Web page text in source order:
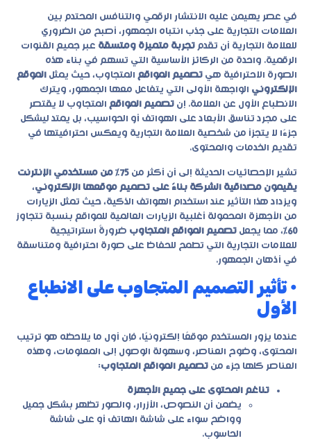
في عصر يهيمن عليه الانتشار الرقمي والتنافس المحتدم بين
العلامات التجارية على جذب انتباه الجمهور، أصبح من الضروري
للعلامة التجارية أن تقدم تجربة متميزة ومتسقة عبر جميع القنوات
الرقمية. واحدة من الركائز الأساسية التي تسهم في بناء هذه
الصورة الاحترافية هي تصميم المواقع المتجاوب، حيث يمثل الموقع
الإلكتروني الواجهة الأولى التي يتفاعل معها الجمهور، ويترك
الانطباع الأول عن العلامة. إن تصميم المواقع المتجاوب لا يقتصر
على مجرد تناسق الأبعاد على الهواتف أو الحواسيب، بل يمتد ليشكل
جزءًا لا يتجزأ من شخصية العلامة التجارية ويعكس احترافيتها في
تقديم الخدمات والمحتوى.
تشير الإحصائيات الحديثة إلى أن أكثر من
75% من مستخدمي الإنترنت
يقيمون مصداقية الشركة بناءً على تصميم موقعها الإلكتروني،
ويزداد هذا التأثير عند استخدام الهواتف الذكية، حيث تمثل الزيارات
من الأجهزة المحمولة أغلبية الزيارات العالمية للمواقع بنسبة تتجاوز
60% ، مما يجعل تصميم المواقع المتجاوب ضرورةً استراتيجية
للعلامات التجارية التي تطمح للحفاظ على صورة احترافية ومتناسقة
في أذهان الجمهور.
• تأثير التصميم المتجاوب على الانطباع
الأول
عندما يزور المستخدم موقعًا إلكترونيًا، فإن أول ما يلاحظه هو ترتيب
المحتوى، وضوح العناصر، وسهولة الوصول إلى المعلومات، وهذه
العناصر كلها جزء من تصميم المواقع المتجاوب:
تناغم المحتوى على جميع الأجهزة
يضمن أن النصوص، الأزرار، والصور تظهر بشكل جميل
وواضح سواء على شاشة الهاتف أو على شاشة
الحاسوب.